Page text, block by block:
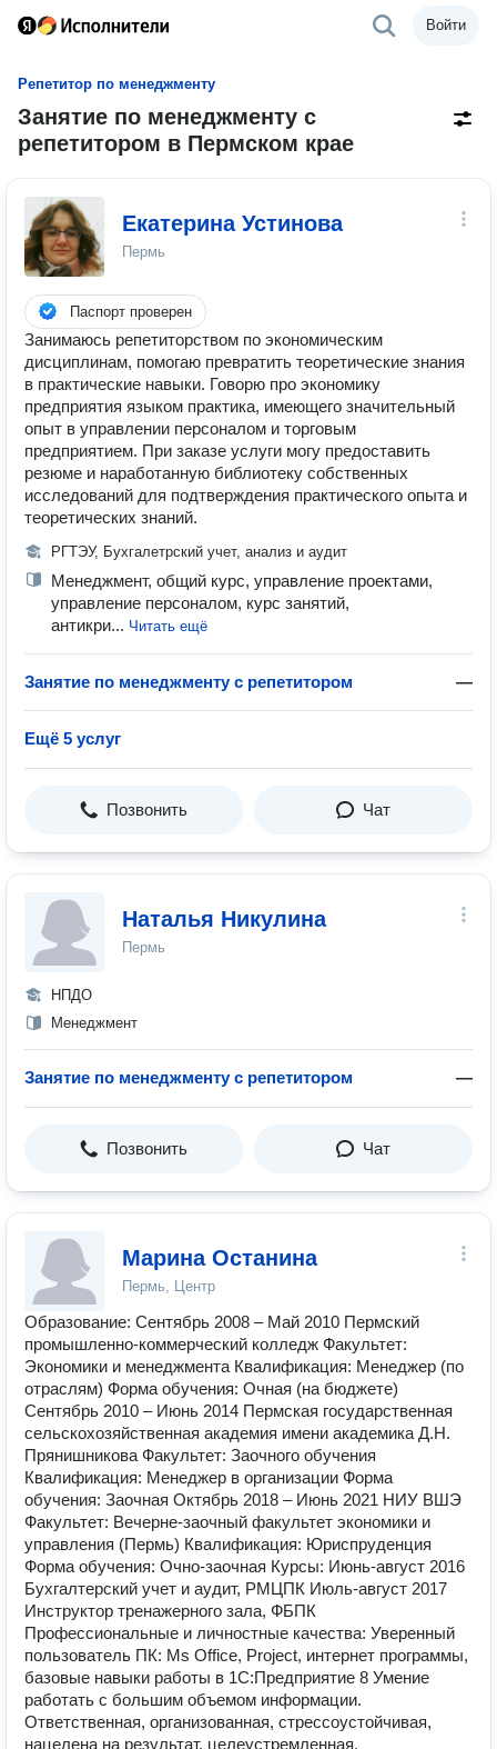
Войти
Репетитор по менеджменту
Занятие по менеджменту с
репетитором в Пермском крае
Екатерина Устинова
Пермь
Паспорт проверен
Занимаюсь репетиторством по экономическим
дисциплинам, помогаю превратить теоретические знания
в практические навыки. Говорю про экономику
предприятия языком практика, имеющего значительный
опыт в управлении персоналом и торговым
предприятием. При заказе услуги могу предоставить
резюме и наработанную библиотеку собственных
исследований для подтверждения практического опыта и
теоретических знаний.
РГТЭУ, Бухгалетрский учет, анализ и аудит
Менеджмент, общий курс, управление проектами,
управление персоналом, курс занятий,
антикри... Читать ещё
Занятие по менеджменту с репетитором —
Ещё 5 услуг
Позвонить Чат
Наталья Никулина
Пермь
НПДО
Менеджмент
Занятие по менеджменту с репетитором —
Позвонить Чат
Марина Останина
Пермь, Центр
Образование: Сентябрь 2008 – Май 2010 Пермский
промышленно-коммерческий колледж Факультет:
Экономики и менеджмента Квалификация: Менеджер (по
отраслям) Форма обучения: Очная (на бюджете)
Сентябрь 2010 – Июнь 2014 Пермская государственная
сельскохозяйственная академия имени академика Д.Н.
Прянишникова Факультет: Заочного обучения
Квалификация: Менеджер в организации Форма
обучения: Заочная Октябрь 2018 – Июнь 2021 НИУ ВШЭ
Факультет: Вечерне-заочный факультет экономики и
управления (Пермь) Квалификация: Юриспруденция
Форма обучения: Очно-заочная Курсы: Июнь-август 2016
Бухгалтерский учет и аудит, РМЦПК Июль-август 2017
Инструктор тренажерного зала, ФБПК
Профессиональные и личностные качества: Уверенный
пользователь ПК: Ms Offiсe, Project, интернет программы,
базовые навыки работы в 1С:Предприятие 8 Умение
работать с большим объемом информации.
Ответственная, организованная, стрессоустойчивая,
нацелена на результат, целеустремленная,